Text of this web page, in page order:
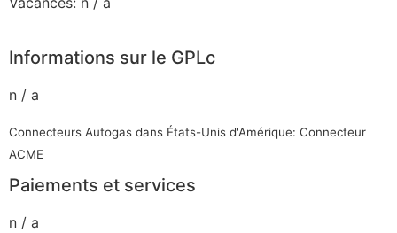
Informations sur le GPLc
n / a
Connecteurs Autogas dans États-Unis d'Amérique: Connecteur
ACME
Paiements et services
n / a